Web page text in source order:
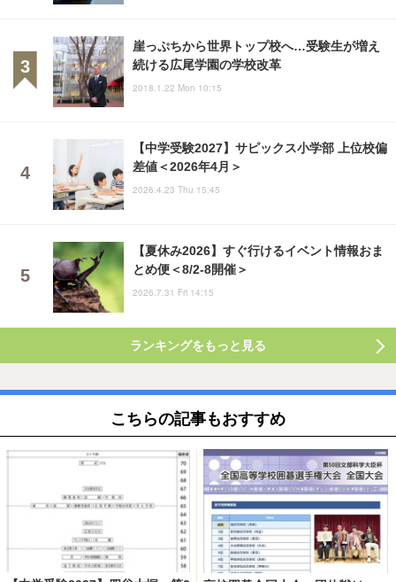
崖っぷちから世界トップ校へ…受験生が増え
続ける広尾学園の学校改革
2018.1.22 Mon 10:15
【中学受験2027】サピックス小学部 上位校偏
差値＜2026年4月＞
2026.4.23 Thu 15:45
【夏休み2026】すぐ行けるイベント情報おま
とめ便＜8/2-8開催＞
2026.7.31 Fri 14:15
ランキングをもっと見る
こちらの記事もおすすめ